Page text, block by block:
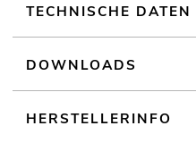
Für Anwendungsgebiete wie
Fotografie; Theater;
TECHNISCHE DATEN
DOWNLOADS
HERSTELLERINFO